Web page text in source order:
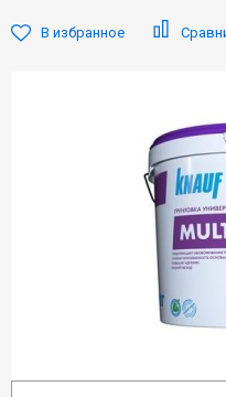
В избранное